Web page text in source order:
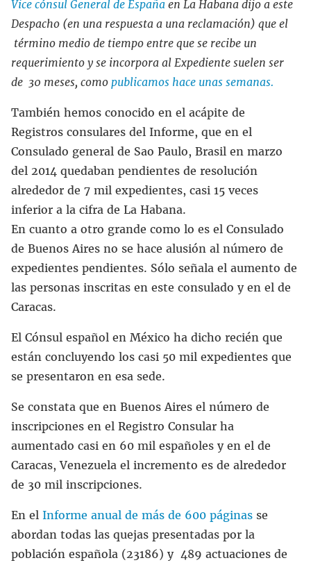
Vice cónsul General de España en La Habana dijo a este
Despacho (en una respuesta a una reclamación) que el
término medio de tiempo entre que se recibe un
requerimiento y se incorpora al Expediente suelen ser
de 30 meses, como publicamos hace unas semanas.
También hemos conocido en el acápite de
Registros consulares del Informe, que en el
Consulado general de Sao Paulo, Brasil en marzo
del 2014 quedaban pendientes de resolución
alrededor de 7 mil expedientes, casi 15 veces
inferior a la cifra de La Habana.
En cuanto a otro grande como lo es el Consulado
de Buenos Aires no se hace alusión al número de
expedientes pendientes. Sólo señala el aumento de
las personas inscritas en este consulado y en el de
Caracas.
El Cónsul español en México ha dicho recién que
están concluyendo los casi 50 mil expedientes que
se presentaron en esa sede.
Se constata que en Buenos Aires el número de
inscripciones en el Registro Consular ha
aumentado casi en 60 mil españoles y en el de
Caracas, Venezuela el incremento es de alrededor
de 30 mil inscripciones.
En el Informe anual de más de 600 páginas se
abordan todas las quejas presentadas por la
población española (23186) y 489 actuaciones de